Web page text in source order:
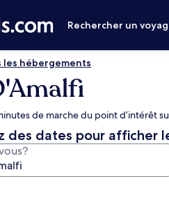
Rechercher un
hébergements
de marche du point d’intérêt
des dates pour afficher